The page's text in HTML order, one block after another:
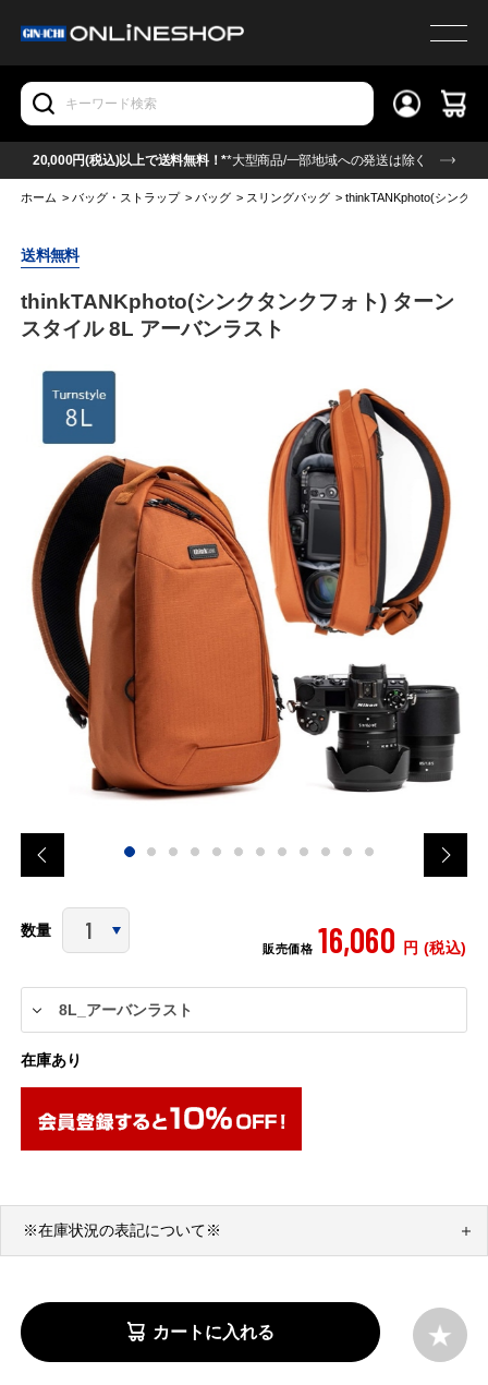
20,000円(税込)以上で送料無料！**大型商品/一部地域への発送は除く
ホーム >バッグ・ストラップ >バッグ > スリングバッグ >thinkTANKphoto(シンク
送料無料
thinkTANKphoto(シンクタンクフォト) ターン
スタイル 8L アーバンラスト
数量
販売価格 16,060 円 (税込)
在庫あり
※在庫状況の表記について※
カートに入れる